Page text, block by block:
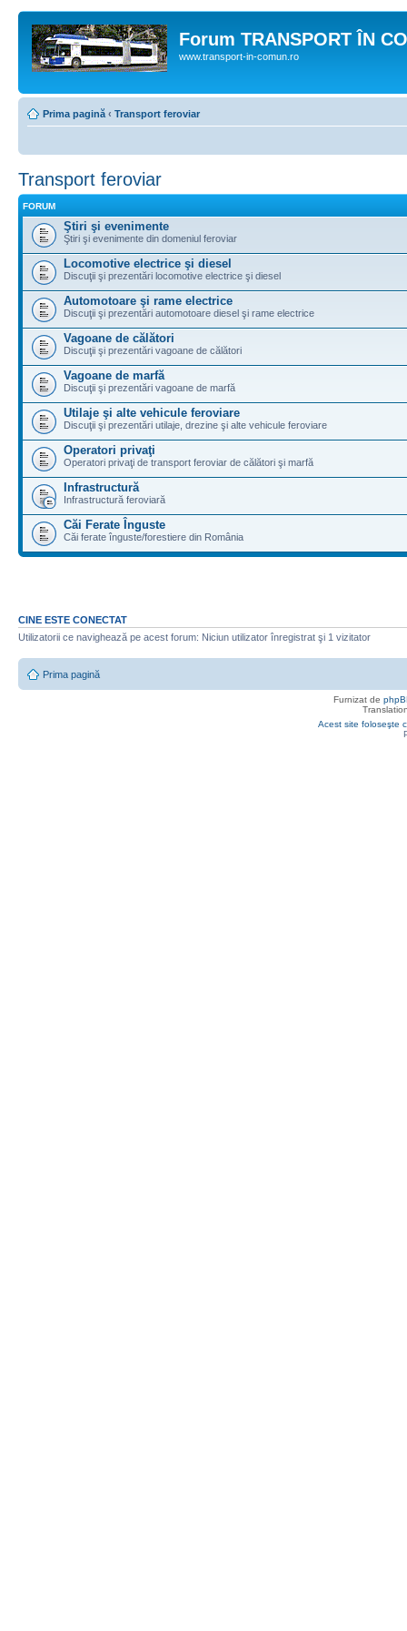
Forum TRANSPORT ÎN
www.transport-in-comun.ro
Prima pagină ‹ Transport feroviar
Transport feroviar
FORUM
Ştiri şi evenimente
Ştiri şi evenimente din domeniul feroviar
Locomotive electrice şi diesel
Discuţii şi prezentări locomotive electrice şi diesel
Automotoare şi rame electrice
Discuţii şi prezentări automotoare diesel şi rame electrice
Vagoane de călători
Discuţii şi prezentări vagoane de călători
Vagoane de marfă
Discuţii şi prezentări vagoane de marfă
Utilaje şi alte vehicule feroviare
Discuţii şi prezentări utilaje, drezine şi alte vehicule feroviare
Operatori privaţi
Operatori privaţi de transport feroviar de călători şi marfă
Infrastructură
Infrastructură feroviară
Căi Ferate Înguste
Căi ferate înguste/forestiere din România
CINE ESTE CONECTAT
Utilizatorii ce navighează pe acest forum: Niciun utilizator înregistrat şi 1 vizitator
Prima pagină
Furnizat de
Acest site foloseşte